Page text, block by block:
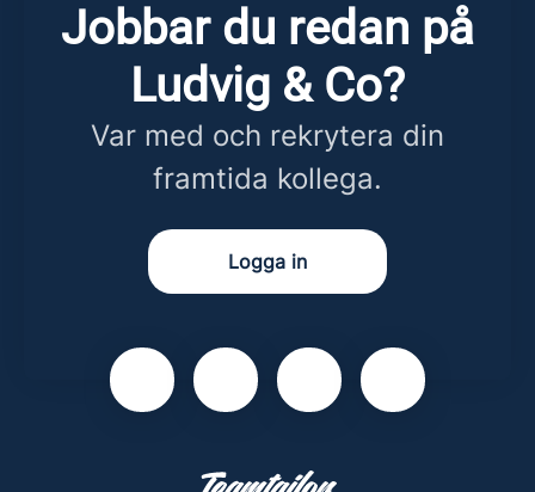
Jobbar du redan på
Ludvig & Co?
Var med och rekrytera din
framtida kollega.
Logga in